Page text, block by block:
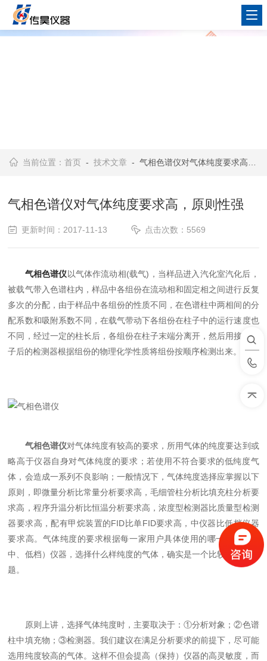
当前位置：首页 -技术文章 - 气相色谱仪对气体纯度要求高，原则性强
气相色谱仪对气体纯度要求高，原则性强
更新时间：2017-11-13 点击次数：5569
气相色谱仪以气体作流动相(载气)，当样品进入汽化室汽化后，
被载气带入色谱柱内，样品中各组份在流动相和固定相之间进行反复
多次的分配，由于样品中各组份的性质不同，在色谱柱中两相间的分
配系数和吸附系数不同，在载气带动下各组份在柱子中的运行速度也
不同，经过一定的柱长后，各组份在柱子末端分离开，然后用接在柱
子后的检测器根据组份的物理化学性质将组份按顺序检测出来。
气相色谱仪对气体纯度有较高的要求，所用气体的纯度要达到或
略高于仪器自身对气体纯度的要求；若使用不符合要求的低纯度气
体，会造成一系列不良影响；一般情况下，气体纯度选择应掌握以下
原则，即微量分析比常量分析要求高，毛细管柱分析比填充柱分析要
求高，程序升温分析比恒温分析要求高，浓度型检测器比质量型检测
器要求高，配有甲烷装置的FID比单FID要求高，中仪器比低档仪器
要求高。气体纯度的要求根据每一家用户具体使用的哪一类（高、
中、低档）仪器，选择什么样纯度的气体，确实是一个比较复杂的问
题。
原则上讲，选择气体纯度时，主要取决于：①分析对象；②色谱
柱中填充物；③检测器。我们建议在满足分析要求的前提下，尽可能
选用纯度较高的气体。这样不但会提高（保持）仪器的高灵敏度，而